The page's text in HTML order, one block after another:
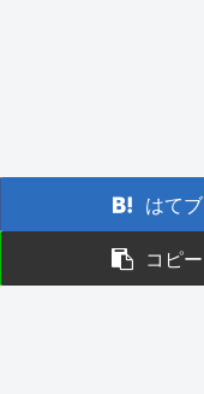
はてブ
コピー